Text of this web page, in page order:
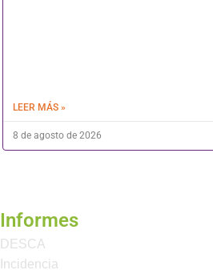
LEER MÁS »
8 de agosto de 2026
Informes
DESCA
Incidencia